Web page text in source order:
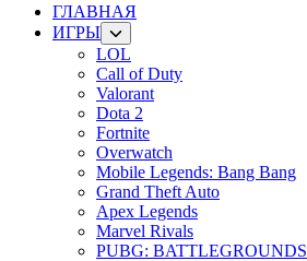
ГЛАВНАЯ
ИГРЫ
LOL
Call of Duty
Valorant
Dota 2
Fortnite
Overwatch
Mobile Legends: Bang Bang
Grand Theft Auto
Apex Legends
Marvel Rivals
PUBG: BATTLEGROUNDS